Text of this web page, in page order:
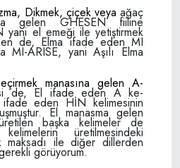
Dikmek, çiçek veyaağaç
gelen GHESEN fiiline
yani el emeği ile yetiştirmek
de, El­ma ifade eden MI
MI-ARISE, yani Aşılı Elma
manasına gelen A-
de, El ifade eden A ke­
ifade eden HİN kelime­sinin
El manasma gelen
tilen başka kelimeler de
üretilmesindeki
maksadı ile diğer dillerden
görüyorum.